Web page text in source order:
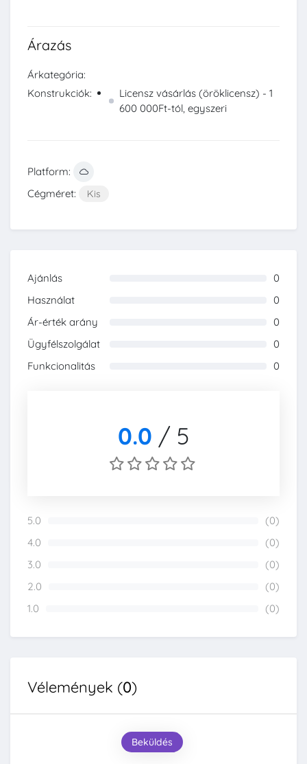
Árazás
Árkategória:
Konstrukciók:
Licensz vásárlás (öröklicensz) - 1
600 000Ft-tól, egyszeri
Platform:
Cégméret:
Kis
Ajánlás
0
Használat
0
Ár-érték arány
0
Ügyfélszolgálat
0
Funkcionalitás
0
0.0 / 5
5.0
(0)
4.0
(0)
3.0
(0)
2.0
(0)
1.0
(0)
Vélemények (0)
Beküldés